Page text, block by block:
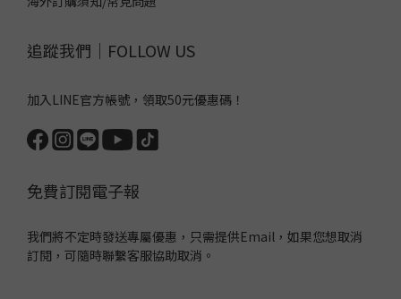
追蹤我們｜FOLLOW US
加入LINE官方帳號，領取50元優惠碼！
免費訂閱電子報
我們將不定時發送專屬優惠，只需提供Email，如果您想取消
訂閱，可隨時聯繫客服協助取消。